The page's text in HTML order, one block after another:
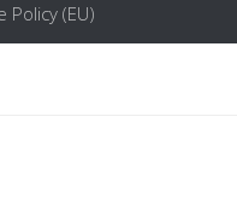
Policy (EU)